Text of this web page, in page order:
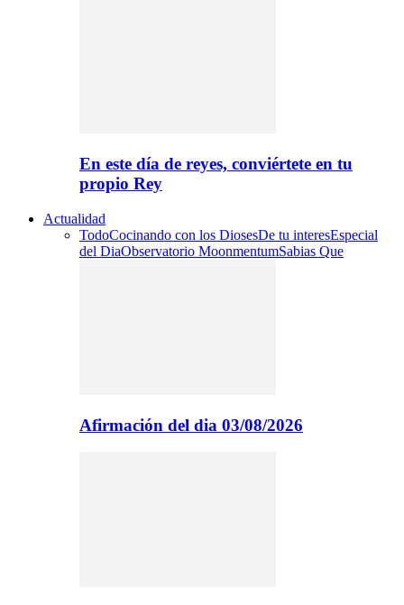
En este día de reyes, conviértete en tu
propio Rey
Actualidad
TodoCocinando con los DiosesDe tu interesEspecial
del DiaObservatorio MoonmentumSabias Que
Afirmación del dia 03/08/2026